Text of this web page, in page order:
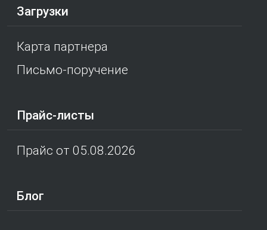
Загрузки
Карта партнера
Письмо-поручение
Прайс-листы
Прайс от 05.08.2026
Блог